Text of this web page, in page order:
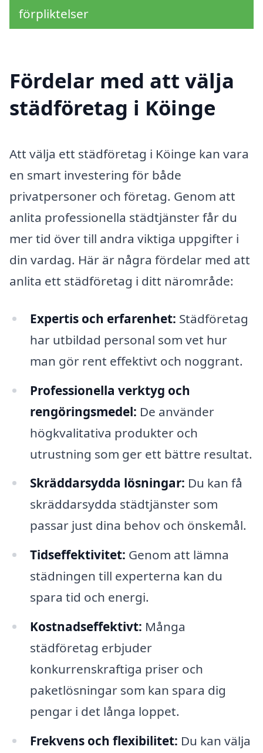
förpliktelser
Fördelar med att välja
städföretag i Köinge
Att välja ett städföretag i Köinge kan vara
en smart investering för både
privatpersoner och företag. Genom att
anlita professionella städtjänster får du
mer tid över till andra viktiga uppgifter i
din vardag. Här är några fördelar med att
anlita ett städföretag i ditt närområde:
Expertis och erfarenhet: Städföretag
har utbildad personal som vet hur
man gör rent effektivt och noggrant.
Professionella verktyg och
rengöringsmedel: De använder
högkvalitativa produkter och
utrustning som ger ett bättre resultat.
Skräddarsydda lösningar: Du kan få
skräddarsydda städtjänster som
passar just dina behov och önskemål.
Tidseffektivitet: Genom att lämna
städningen till experterna kan du
spara tid och energi.
Kostnadseffektivt: Många
städföretag erbjuder
konkurrenskraftiga priser och
paketlösningar som kan spara dig
pengar i det långa loppet.
Frekvens och flexibilitet: Du kan välja